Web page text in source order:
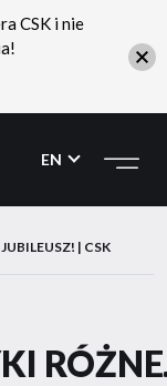
EN
| CSK
CSK i nie